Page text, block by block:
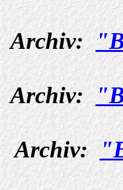
Archiv:
Archiv:
Archiv: